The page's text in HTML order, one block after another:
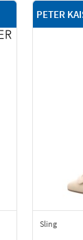
PETER
Sling